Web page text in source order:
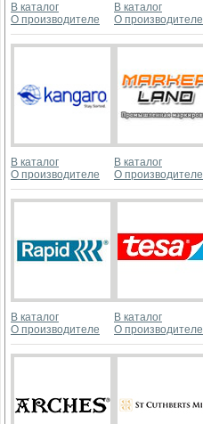
В каталог
О производителе
В каталог
О производителе
В каталог
О производителе
В каталог
О производителе
В каталог
О производителе
В каталог
О производителе